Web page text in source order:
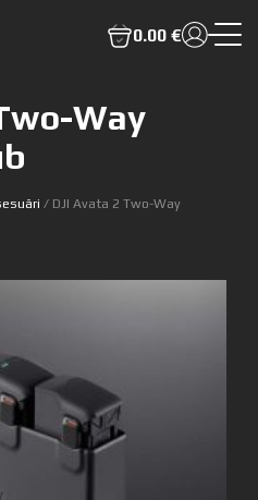
0.00 €
Way
/ DJI Avata 2 Two-Way